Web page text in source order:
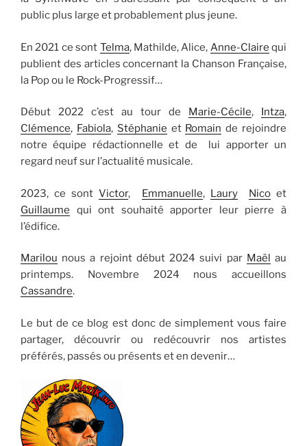
public plus large et probablement plus jeune.
En 2021 ce sont Telma, Mathilde, Alice, Anne-Claire qui
publient des articles concernant la Chanson Française,
la Pop ou le Rock-Progressif…
Début 2022 c’est au tour de Marie-Cécile, Intza,
Clémence, Fabiola, Stéphanie et Romain de rejoindre
notre équipe rédactionnelle et de lui apporter un
regard neuf sur l’actualité musicale.
2023, ce sontVictor, Emmanuelle, Laury Nicoet
Guillaume qui ont souhaité apporter leur pierre à
l’édifice.
Marilou nous a rejoint début 2024 suivi par Maël au
printemps. Novembre 2024 nous accueillons
Cassandre.
Le but de ce blog est donc de simplement vous faire
partager, découvrir ou redécouvrir nos artistes
préférés, passés ou présents et en devenir…